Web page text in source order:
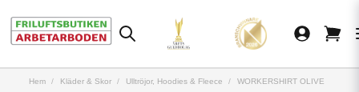
Hem Kläder & Skor Ulltröjor, Hoodies & Fleece WORKERSHIRT OLIVE